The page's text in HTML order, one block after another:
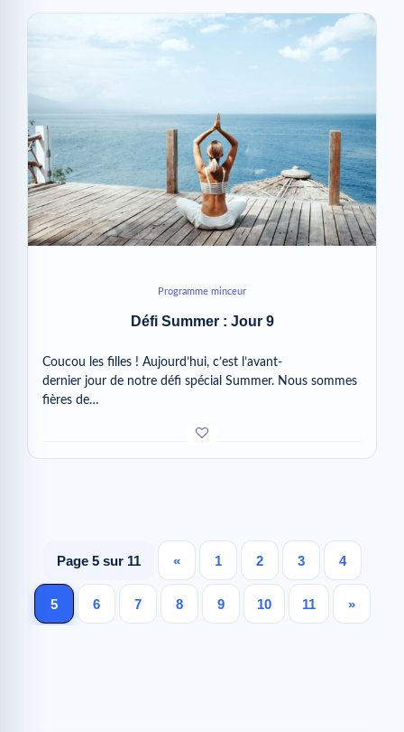
Programme minceur
Défi Summer : Jour 9
Coucou les filles ! Aujourd’hui, c’est l’avant-
dernier jour de notre défi spécial Summer. Nous sommes
fières de…
Page 5 sur 11 « 1 2 3 4
5 6 7 8 9 10 11 »